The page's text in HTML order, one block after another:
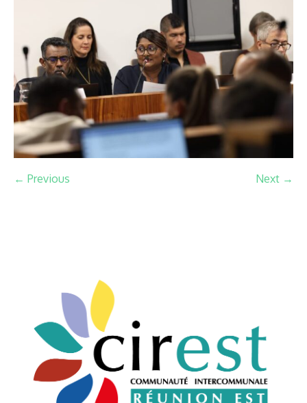
← Previous Next →